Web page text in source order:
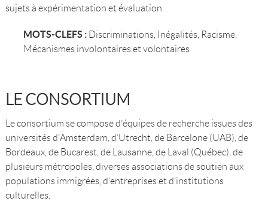
sujets à expérimentation et évaluation.
MOTS-CLEFS : Discriminations, Inégalités, Racisme,
Mécanismes involontaires et volontaires
LE CONSORTIUM
Le consortium se compose d’équipes de recherche issues des
universités d’Amsterdam, d’Utrecht, de Barcelone (UAB), de
Bordeaux, de Bucarest, de Lausanne, de Laval (Québec), de
plusieurs métropoles, diverses associations de soutien aux
populations immigrées, d’entreprises et d’institutions
culturelles.